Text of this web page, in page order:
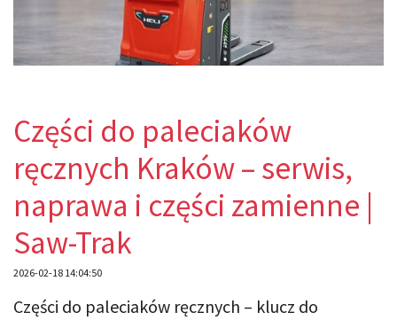
Części do paleciaków
ręcznych Kraków – serwis,
naprawa i części zamienne |
Saw-Trak
2026-02-18 14:04:50
Części do paleciaków ręcznych – klucz do